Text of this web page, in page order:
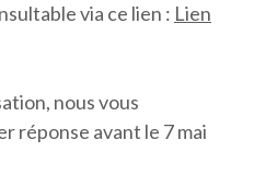
via ce lien : Lien
nous vous
réponse avant le 7 mai